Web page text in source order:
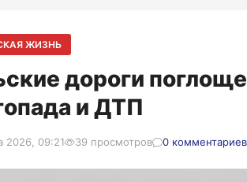
ЖИЗНЬ
дороги
и ДТП
2026, 09:21 39 просмотров 0 комментариев